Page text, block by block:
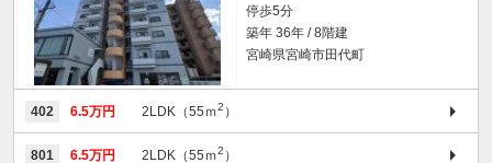
停歩5分
築年 36年 / 8階建
宮崎県宮崎市田代町
402 6.5万円 2LDK（55ｍ2 ）
801 6.5万円 2LDK（55ｍ2 ）